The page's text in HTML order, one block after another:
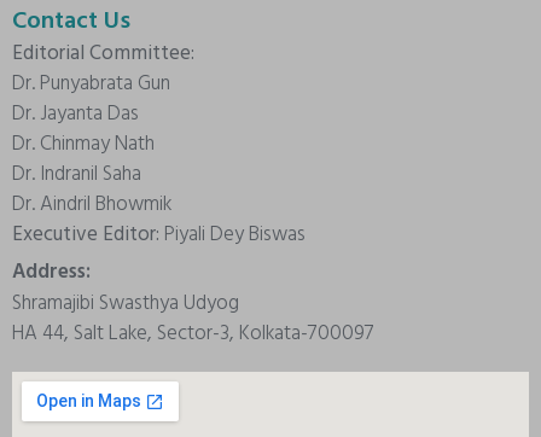
Contact Us
Editorial Committee:
Dr. Punyabrata Gun
Dr. Jayanta Das
Dr. Chinmay Nath
Dr. Indranil Saha
Dr. Aindril Bhowmik
Executive Editor: Piyali Dey Biswas
Address:
Shramajibi Swasthya Udyog
HA 44, Salt Lake, Sector-3, Kolkata-700097